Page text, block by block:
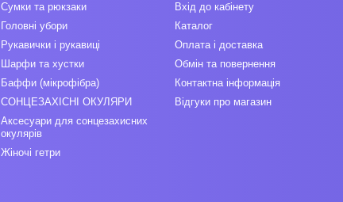
Сумки та рюкзаки
Головні убори
Рукавички і рукавиці
Шарфи та хустки
Баффи (мікрофібра)
СОНЦЕЗАХІСНІ ОКУЛЯРИ
Аксесуари для сонцезахисних
окулярів
Жіночі гетри
Вхід до кабінету
Каталог
Оплата і доставка
Обмін та повернення
Контактна інформація
Відгуки про магазин